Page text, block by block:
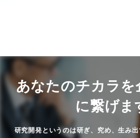
あなたのチカラを
に繋げま
研究開発というのは研ぎ、究め、生み